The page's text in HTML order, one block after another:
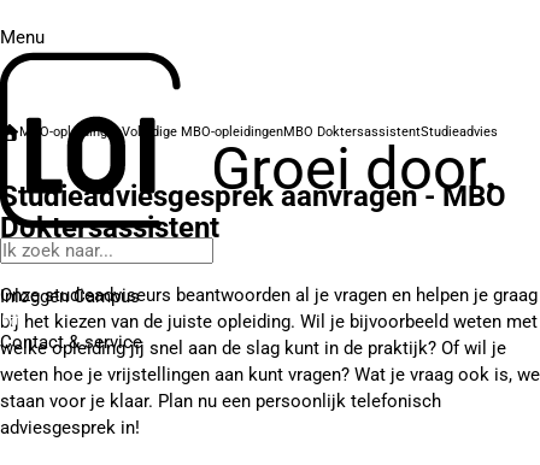
Menu
Groei door.
Inloggen Campus
Contact& service
MBO-opleidingenVolledige MBO-opleidingenMBO DoktersassistentStudieadvies
Studieadviesgesprek aanvragen - MBO
Doktersassistent
Onze studieadviseurs beantwoorden al je vragen en helpen je graag
bij het kiezen van de juiste opleiding. Wil je bijvoorbeeld weten met
welke opleiding jij snel aan de slag kunt in de praktijk? Of wil je
weten hoe je vrijstellingen aan kunt vragen? Wat je vraag ook is, we
staan voor je klaar. Plan nu een persoonlijk telefonisch
adviesgesprek in!